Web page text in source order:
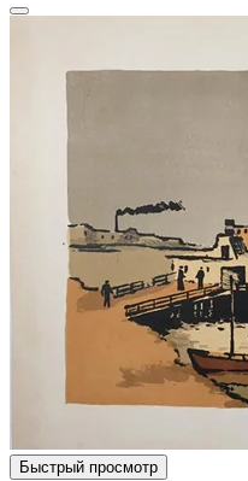
Быстрый просмотр